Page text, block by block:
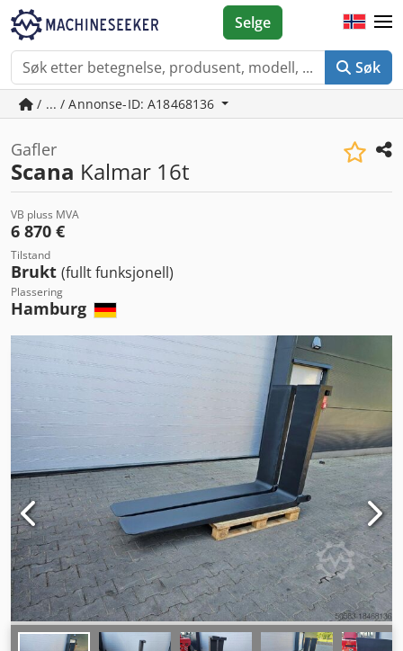
Søk
Selge
/ ... / Annonse-ID: A18468136
Gafler
Scana Kalmar 16t
VB pluss MVA
6 870 €
Tilstand
Brukt (fullt funksjonell)
Plassering
Hamburg